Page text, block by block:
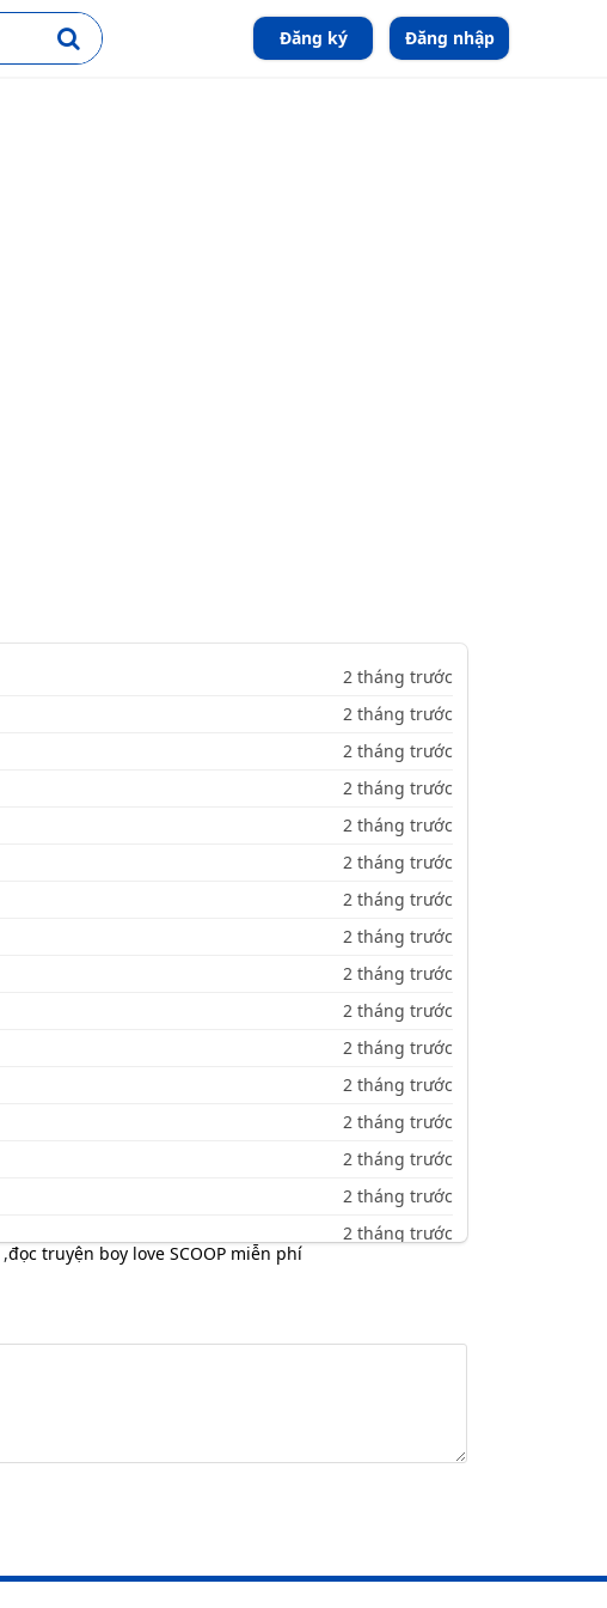
Đăng ký Đăng nhập
2 tháng trước
2 tháng trước
2 tháng trước
2 tháng trước
2 tháng trước
2 tháng trước
2 tháng trước
2 tháng trước
2 tháng trước
2 tháng trước
2 tháng trước
2 tháng trước
2 tháng trước
2 tháng trước
2 tháng trước
2 tháng trước
2 tháng trước
,đọc truyện boy love SCOOP miễn phí